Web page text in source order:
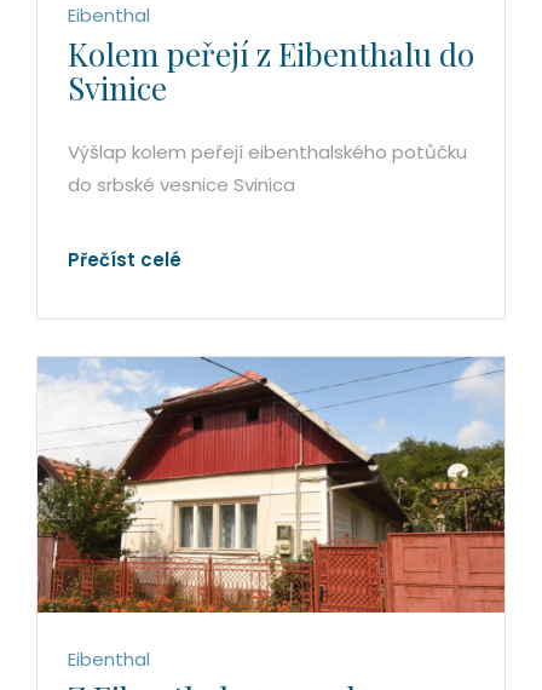
Eibenthal
Kolem peřejí z Eibenthalu do
Svinice
Výšlap kolem peřejí eibenthalského potůčku
do srbské vesnice Svinica
Přečíst celé
Eibenthal